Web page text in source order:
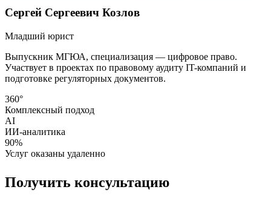
Сергей Сергеевич Козлов
Младший юрист
Выпускник МГЮА, специализация — цифровое право.
Участвует в проектах по правовому аудиту IT-компаний и
подготовке регуляторных документов.
360°
Комплексный подход
AI
ИИ-аналитика
90%
Услуг оказаны удаленно
Получить консультацию